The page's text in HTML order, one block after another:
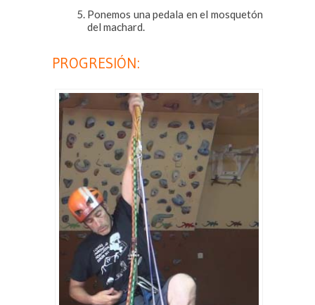
Ponemos una pedala en el mosquetón
del machard.
PROGRESIÓN: